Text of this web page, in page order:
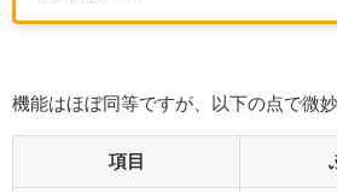
機能はほぼ同等ですが、以下の点で微妙
項目